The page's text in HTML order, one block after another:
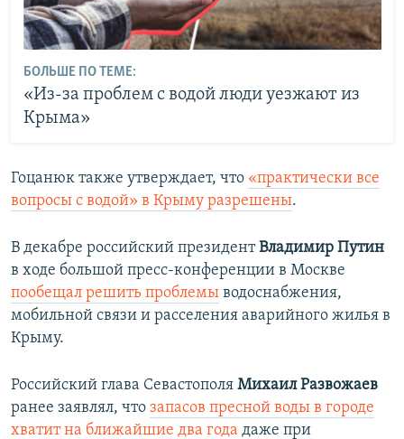
БОЛЬШЕ ПО ТЕМЕ:
«Из-за проблем с водой люди уезжают из
Крыма»
Гоцанюк также утверждает, что «практически все
вопросы с водой» в Крыму разрешены.
В декабре российский президентВладимир Путин
в ходе большой пресс-конференции в Москве
пообещал решить проблемы водоснабжения,
мобильной связи и расселения аварийного жилья в
Крыму.
Российский глава Севастополя Михаил Развожаев
ранее заявлял, что запасов пресной воды в городе
хватит на ближайшие два года даже при